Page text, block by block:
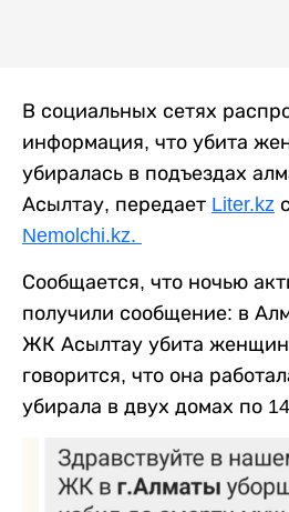
В социальных сетях
информация, что убита
убиралась в подъездах
Асылтау, передает Liter.kz
Nemolchi.kz.
Сообщается, что ночью
получили сообщение: в
ЖК Асылтау убита
говорится, что она
убирала в двух домах по